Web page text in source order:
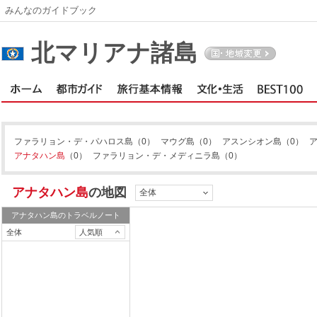
北マリアナ諸島
ファラリョン・デ・パハロス島 （0） マウグ島 （0） アスンシオン島 （0）
アナタハン島 （0） ファラリョン・デ・メディニラ島 （0）
アナタハン島の地図 全体
アナタハン島のトラベルノート
全体
人気順
みんなのガイドブック